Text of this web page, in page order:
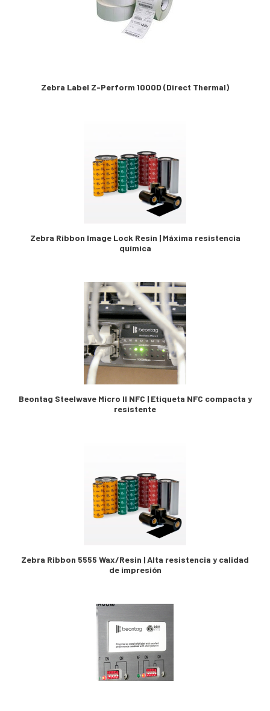
Zebra Label Z-Perform 1000D (Direct Thermal)
Zebra Ribbon Image Lock Resin | Máxima resistencia
química
Beontag Steelwave Micro II NFC | Etiqueta NFC compacta y
resistente
Zebra Ribbon 5555 Wax/Resin | Alta resistencia y calidad
de impresión